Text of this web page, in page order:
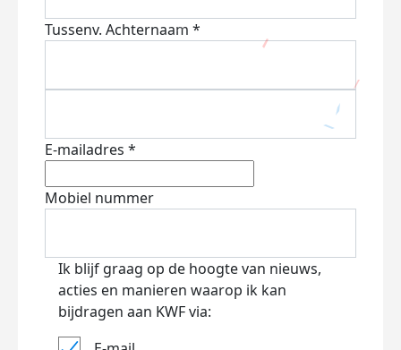
Tussenv. Achternaam *
E-mailadres *
Mobiel nummer
Ik blijf graag op de hoogte van nieuws,
acties en manieren waarop ik kan
bijdragen aan KWF via: